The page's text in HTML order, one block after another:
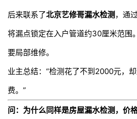
后来联系了北京艺修哥漏水检测 ，通
将漏点锁定在入户管道约30厘米范围
要局部维修。
业主总结：“检测花了不到2000元，
费。”
问：为什么同样是房屋漏水检测，价